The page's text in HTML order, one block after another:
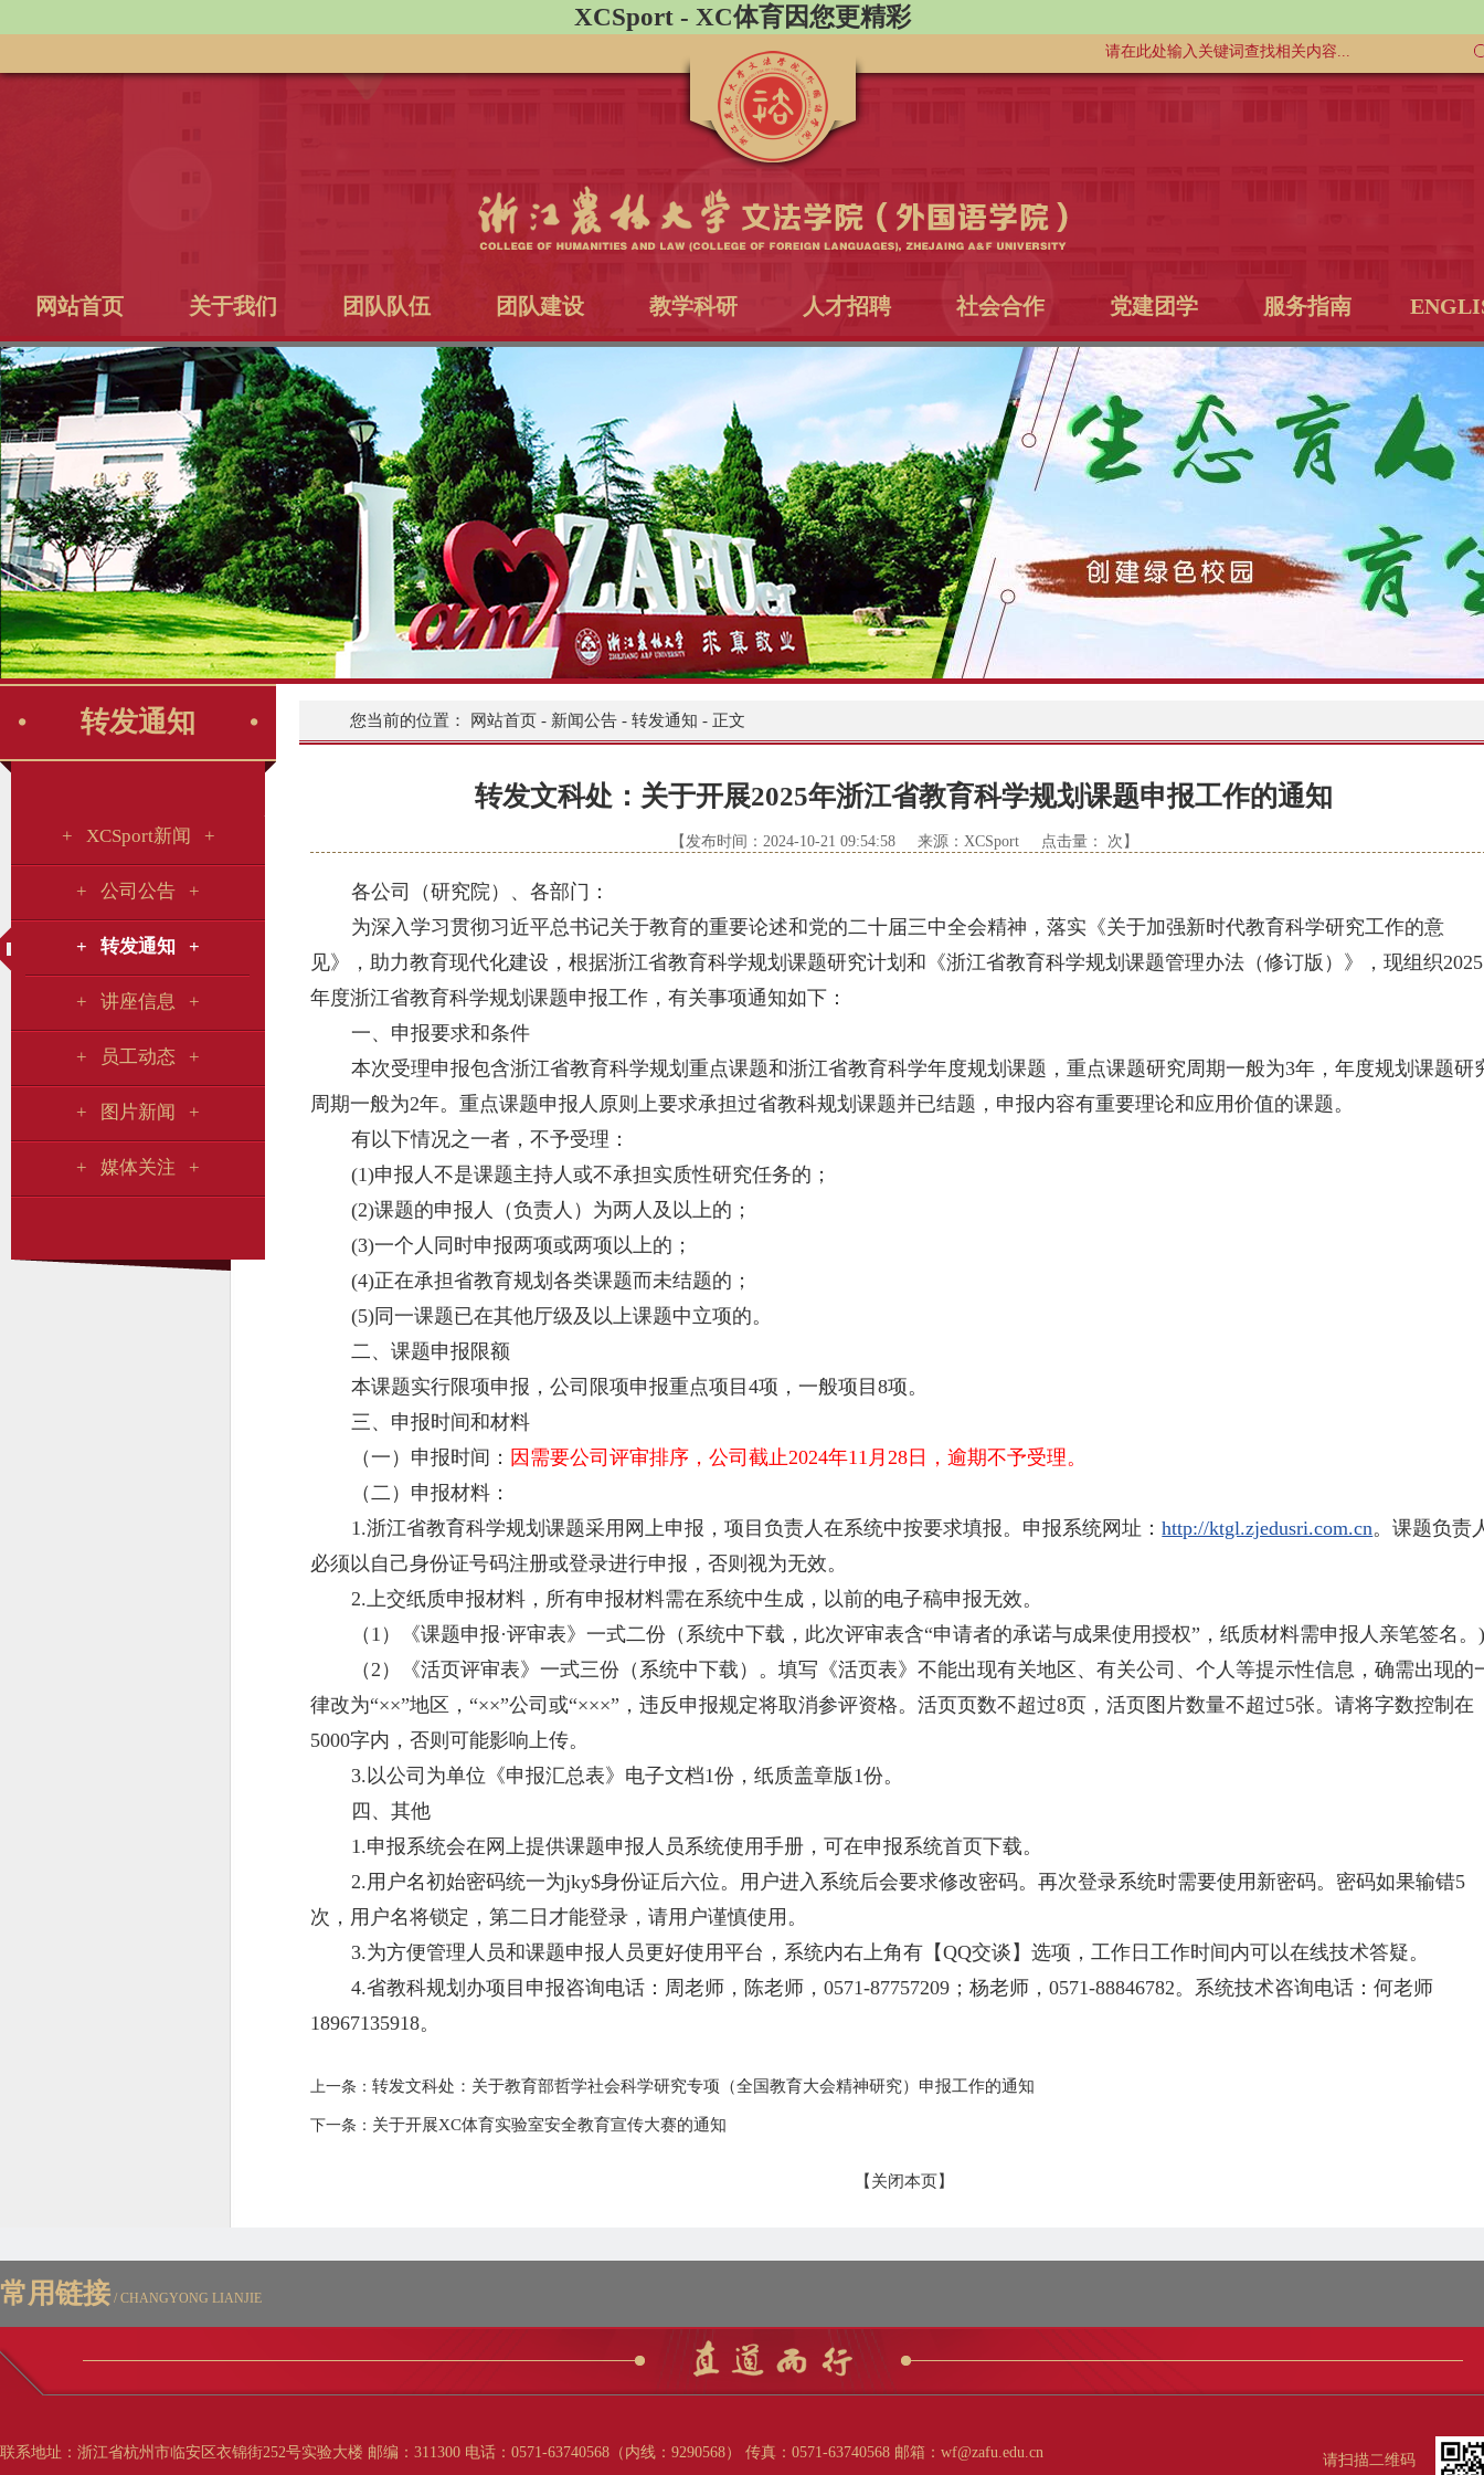
XCSport - XC体育因您更精彩
网站首页 关于我们 团队队伍 团队建设 教学科研 人才招聘 社会合作 党建团学 服务指南
转发通知
+ XCSport新闻 +
+ 公司公告 +
+ 转发通知 +
+ 讲座信息 +
+ 员工动态 +
+ 图片新闻 +
+ 媒体关注 +
您当前的位置： 网站首页 - 新闻公告 - 转发通知 - 正文
转发文科处：关于开展2025年浙江省教育科学规划课题申报工作的通知
【发布时间：2024-10-21 09:54:58 来源：XCSport 点击量： 次】
各公司（研究院）、各部门：
为深入学习贯彻习近平总书记关于教育的重要论述和党的二十届三中全会精神，落实《关于加强新时代教育科学研究工作的意
见》，助力教育现代化建设，根据浙江省教育科学规划课题研究计划和《浙江省教育科学规划课题管理办法（修订版）》，现组织2025
年度浙江省教育科学规划课题申报工作，有关事项通知如下：
一、申报要求和条件
本次受理申报包含浙江省教育科学规划重点课题和浙江省教育科学年度规划课题，重点课题研究周期一般为3年，年度规划课题研
周期一般为2年。重点课题申报人原则上要求承担过省教科规划课题并已结题，申报内容有重要理论和应用价值的课题。
有以下情况之一者，不予受理：
(1)申报人不是课题主持人或不承担实质性研究任务的；
(2)课题的申报人（负责人）为两人及以上的；
(3)一个人同时申报两项或两项以上的；
(4)正在承担省教育规划各类课题而未结题的；
(5)同一课题已在其他厅级及以上课题中立项的。
二、课题申报限额
本课题实行限项申报，公司限项申报重点项目4项，一般项目8项。
三、申报时间和材料
（一）申报时间： 因需要公司评审排序，公司截止2024年11月28日，逾期不予受理。
（二）申报材料：
1.浙江省教育科学规划课题采用网上申报，项目负责人在系统中按要求填报。申报系统网址：http://ktgl.zjedusri.com.cn。课题负责
必须以自己身份证号码注册或登录进行申报，否则视为无效。
2.上交纸质申报材料，所有申报材料需在系统中生成，以前的电子稿申报无效。
（1）《课题申报·评审表》一式二份（系统中下载，此次评审表含“申请者的承诺与成果使用授权”，纸质材料需申报人亲笔签名。
（2）《活页评审表》一式三份（系统中下载）。填写《活页表》不能出现有关地区、有关公司、个人等提示性信息，确需出现的
律改为“××”地区，“××”公司或“×××”，违反申报规定将取消参评资格。活页页数不超过8页，活页图片数量不超过5张。请将字数控制在
5000字内，否则可能影响上传。
3.以公司为单位《申报汇总表》电子文档1份，纸质盖章版1份。
四、其他
1.申报系统会在网上提供课题申报人员系统使用手册，可在申报系统首页下载。
2.用户名初始密码统一为jky$身份证后六位。用户进入系统后会要求修改密码。再次登录系统时需要使用新密码。密码如果输错5
次，用户名将锁定，第二日才能登录，请用户谨慎使用。
3.为方便管理人员和课题申报人员更好使用平台，系统内右上角有【QQ交谈】选项，工作日工作时间内可以在线技术答疑。
4.省教科规划办项目申报咨询电话：周老师，陈老师，0571-87757209；杨老师，0571-88846782。系统技术咨询电话：何老师
18967135918。
上一条： 转发文科处：关于教育部哲学社会科学研究专项（全国教育大会精神研究）申报工作的通知
下一条： 关于开展XC体育实验室安全教育宣传大赛的通知
【关闭本页】
常用链接 / CHANGYONG LIANJIE
联系地址：浙江省杭州市临安区衣锦街252号实验大楼 邮编：311300 电话：0571-63740568（内线：9290568） 传真：0571-63740568 邮箱：wf@zafu.edu.cn 请扫描二维码